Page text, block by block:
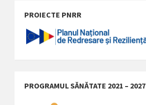
PROIECTE PNRR
PROGRAMUL SĂNĂTATE 2021 – 2027